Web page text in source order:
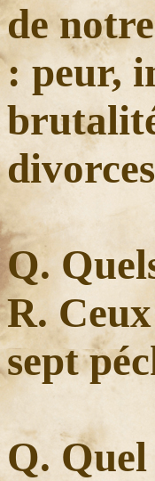
de
: peur,
Q.
R.
sept
Q.